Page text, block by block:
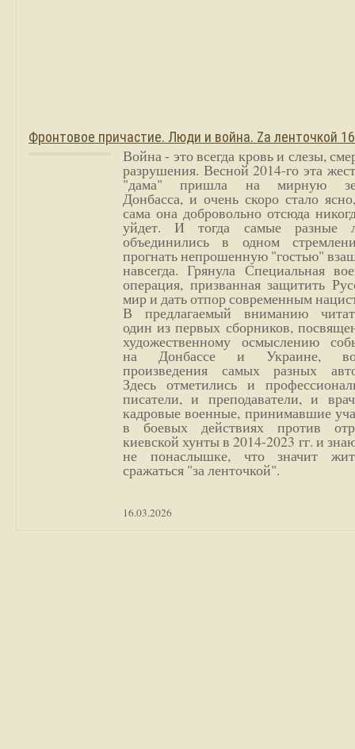
Фронтовое причастие. Люди и война. Zа ленточкой
Война - это всегда кровь и слезы,
разрушения. Весной 2014-го эта
"дама" пришла на мирную
Донбасса, и очень скоро стало
сама она добровольно отсюда
уйдет. И тогда самые разные
объединились в одном
прогнать непрошенную "гостью"
навсегда. Грянула Специальная
операция, призванная защитить
мир и дать отпор современным
В предлагаемый вниманию
один из первых сборников,
художественному осмыслению
на Донбассе и Украине,
произведения самых разных
Здесь отметились и
писатели, и преподаватели, и
кадровые военные, принимавшие
в боевых действиях против
киевской хунты в 2014-2023 гг. и
не понаслышке, что значит
сражаться "за ленточкой".
16.03.2026